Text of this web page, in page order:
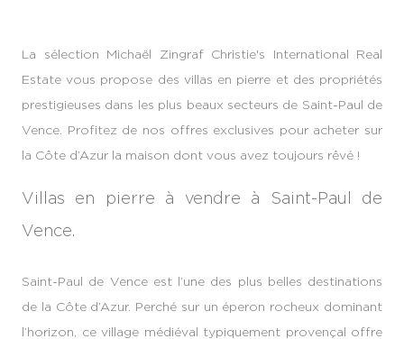
La sélection Michaël Zingraf Christie's International Real
Estate vous propose des villas en pierre et des propriétés
prestigieuses dans les plus beaux secteurs de Saint-Paul de
Vence. Profitez de nos offres exclusives pour acheter sur
la Côte d’Azur la maison dont vous avez toujours rêvé !
Villas en pierre à vendre à Saint-Paul de
Vence.
Saint-Paul de Vence est l’une des plus belles destinations
de la Côte d’Azur. Perché sur un éperon rocheux dominant
l’horizon, ce village médiéval typiquement provençal offre